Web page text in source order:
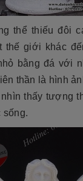
thể thiếu đôi
thế giới khác
bằng đá với
thần là hình
thấy tượng
sống.